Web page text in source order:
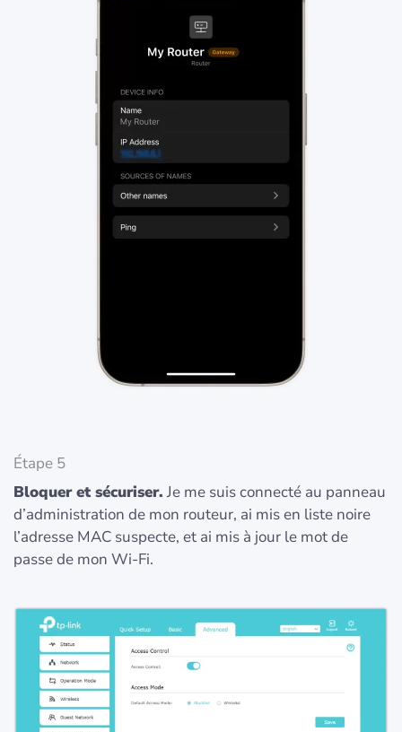
Étape 5
Bloquer et sécuriser. Je me suis connecté au panneau
d’administration de mon routeur, ai mis en liste noire
l’adresse MAC suspecte, et ai mis à jour le mot de
passe de mon Wi-Fi.